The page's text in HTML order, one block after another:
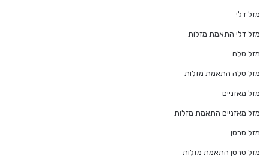
מזל דלי
מזל דלי התאמת מזלות
מזל טלה
מזל טלה התאמת מזלות
מזל מאזניים
מזל מאזניים התאמת מזלות
מזל סרטן
מזל סרטן התאמת מזלות